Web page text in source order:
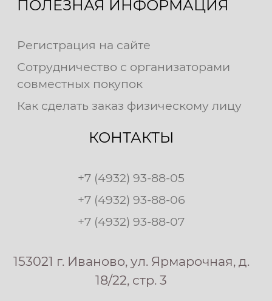
ПОЛЕЗНАЯ ИНФОРМАЦИЯ
Регистрация на сайте
Сотрудничество с организаторами
совместных покупок
Как сделать заказ физическому лицу
КОНТАКТЫ
+7 (4932) 93-88-05
+7 (4932) 93-88-06
+7 (4932) 93-88-07
153021 г. Иваново, ул. Ярмарочная, д.
18/22, стр. 3